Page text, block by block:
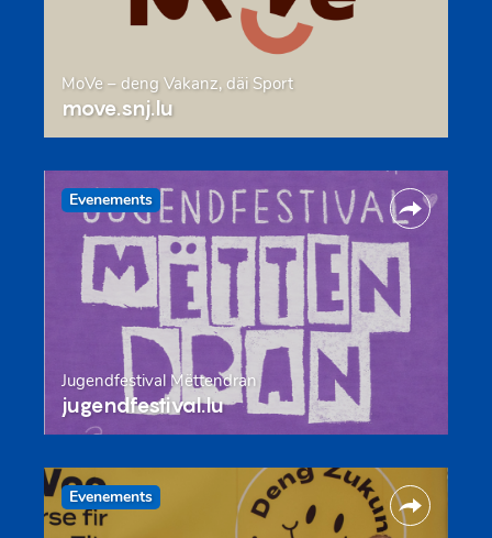
MoVe – deng Vakanz, däi Sport
move.snj.lu
Evenements
Jugendfestival Mëttendran
jugendfestival.lu
Evenements